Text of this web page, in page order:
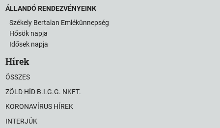
ÁLLANDÓ RENDEZVÉNYEINK
Székely Bertalan Emlékünnepség
Hősök napja
Idősek napja
Hírek
ÖSSZES
ZÖLD HÍD B.I.G.G. NKFT.
KORONAVÍRUS HÍREK
INTERJÚK